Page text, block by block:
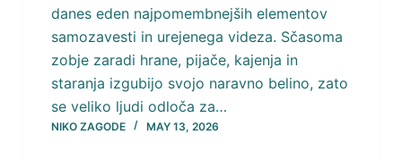
danes eden najpomembnejših elementov
samozavesti in urejenega videza. Sčasoma
zobje zaradi hrane, pijače, kajenja in
staranja izgubijo svojo naravno belino, zato
se veliko ljudi odloča za…
NIKO ZAGODE MAY 13, 2026